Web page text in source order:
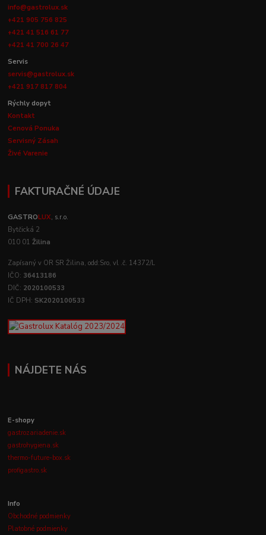
info@gastrolux.sk
+421 905 756 825
+421 41 516 61 77
+421 41 700 26 47
Servis
servis@gastrolux.sk
+421 917 817 804
Rýchly dopyt
Kontakt
Cenová Ponuka
Servisný Zásah
Živé Varenie
FAKTURAČNÉ ÚDAJE
GASTROLUX, s.r.o.
Bytčická 2
010 01Žilina
Zapísaný v OR SR Žilina, odd:Sro, vl .č. 14372/L
IČO: 36413186
DIČ: 2020100533
IČ DPH: SK2020100533
NÁJDETE NÁS
E-shopy
gastrozariadenie.sk
gastrohygiena.sk
thermo-future-box.sk
profigastro.sk
Info
Obchodné podmienky
Platobné podmienky